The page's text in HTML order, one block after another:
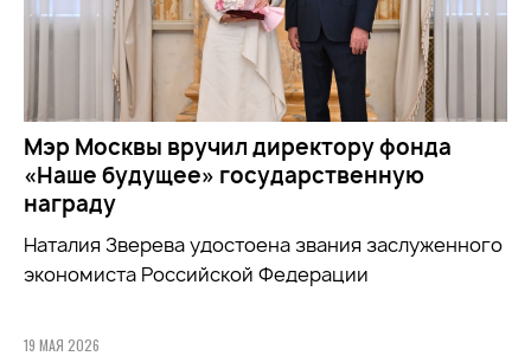
Мэр Москвы вручил директору фонда
«Наше будущее» государственную
награду
Наталия Зверева удостоена звания заслуженного
экономиста Российской Федерации
19 МАЯ 2026